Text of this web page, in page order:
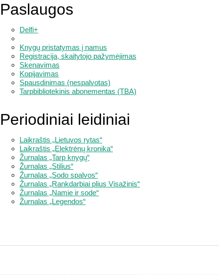
Paslaugos
Delfi+
Knygų pristatymas į namus
Registracija, skaitytojo pažymėjimas
Skenavimas
Kopijavimas
Spausdinimas (nespalvotas)
Tarpbibliotekinis abonementas (TBA)
Periodiniai leidiniai
Laikraštis „Lietuvos rytas“
Laikraštis „Elektrėnų kronika“
Žurnalas „Tarp knygų“
Žurnalas „Stilius“
Žurnalas „Sodo spalvos“
Žurnalas „Rankdarbiai plius Visažinis“
Žurnalas „Namie ir sode“
Žurnalas „Legendos“